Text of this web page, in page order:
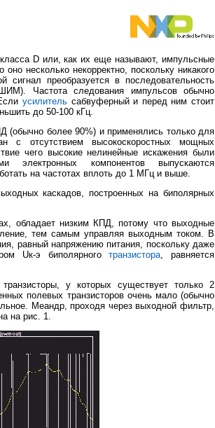
D или, как их еще называют, импульсные
несколько некорректно, поскольку никакого
сигнал преобразуется в последовательность
Частота следования импульсов обычно
усилительсабвуферный и перед ним стоит
до 50-100 кГц.
(обычно более 90%) и применялись только для
с отсутствием высокоскоростных мощных
чего высокие нелинейные искажения были
электронных компонентов выпускаются
на частотах вплоть до 1 МГц и выше.
каскадов, построенных на биполярных
обладает низким КПД, потому что выходные
тем самым управляя выходным током. В
равный напряжению питания, поскольку даже
Uк-э биполярноготранзистора, равняется
у которых существует только 2
полевых транзисторов очень мало (обычно
Меандр, проходя через выходной фильтр,
на рис. 1.